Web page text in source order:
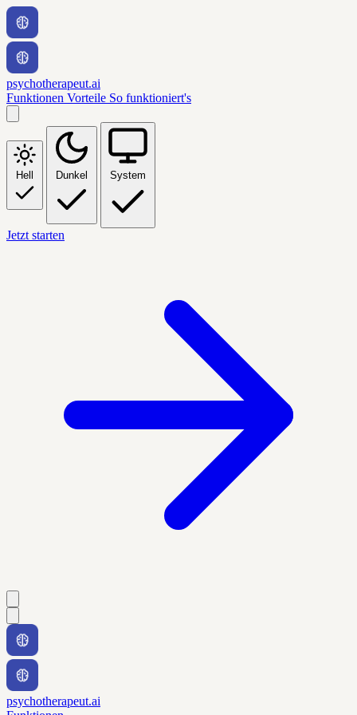
psychotherapeut.ai
Funktionen Vorteile So funktioniert's
Hell Dunkel System
Jetzt starten
psychotherapeut.ai